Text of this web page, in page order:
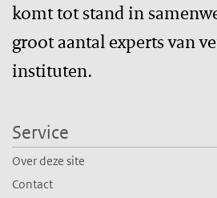
komt tot stand in
groot aantal experts van
instituten.
Service
Over deze site
Contact